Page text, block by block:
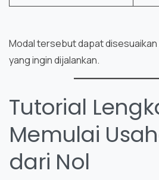
Modal tersebut dapat
yang ingin dijalankan.
Tutorial
Memulai
dari Nol